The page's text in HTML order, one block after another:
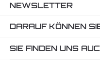
NEWSLETTER
DARAUF KÖNNEN
SIE FINDEN UNS